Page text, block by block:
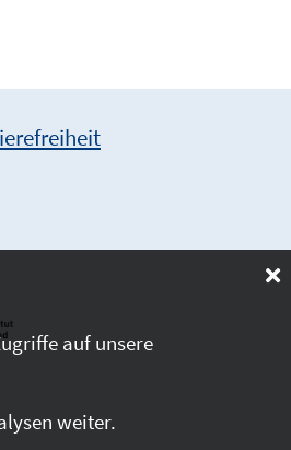
auf unsere
weiter.